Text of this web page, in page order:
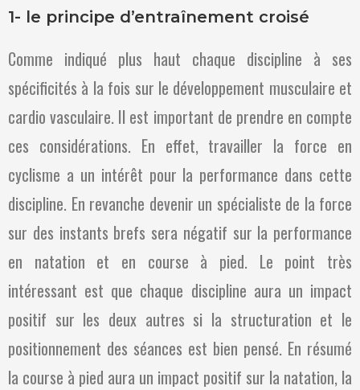
1- le principe d’entraînement croisé
Comme indiqué plus haut chaque discipline à ses
spécificités à la fois sur le développement musculaire et
cardio vasculaire. Il est important de prendre en compte
ces considérations. En effet, travailler la force en
cyclisme a un intérêt pour la performance dans cette
discipline. En revanche devenir un spécialiste de la force
sur des instants brefs sera négatif sur la performance
en natation et en course à pied. Le point très
intéressant est que chaque discipline aura un impact
positif sur les deux autres si la structuration et le
positionnement des séances est bien pensé. En résumé
la course à pied aura un impact positif sur la natation, la